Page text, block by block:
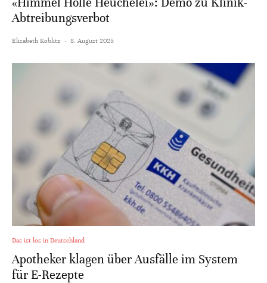
Abtreibungsverbot
Elisabeth Koblitz · 8. August 2025
Das ist los in Deutschland
Apotheker klagen über Ausfälle im System
für E-Rezepte